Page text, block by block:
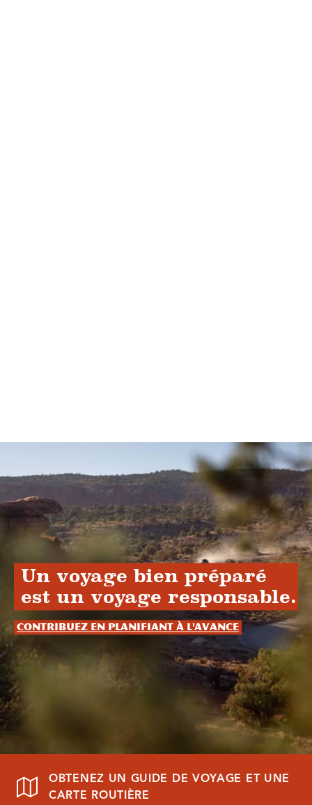
Un voyage bien préparé
est un voyage responsable.
Contribuez en planifiant à l'avance
OBTENEZ UN GUIDE DE VOYAGE ET UNE
CARTE ROUTIÈRE